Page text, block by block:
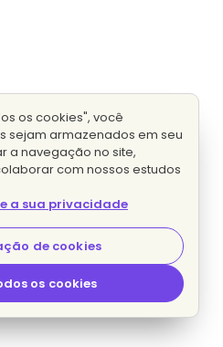
os cookies", você
sejam armazenados em seu
a navegação no site,
com nossos estudos
a sua privacidade
de cookies
os cookies